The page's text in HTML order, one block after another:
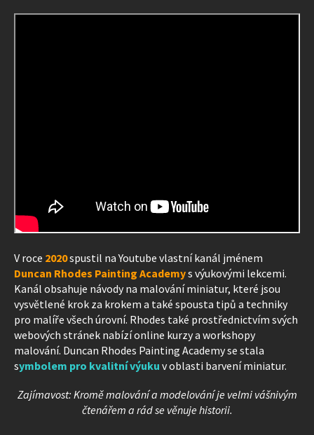
V roce 2020spustil na Youtube vlastní kanál jménem
Duncan Rhodes Painting Academys výukovými lekcemi.
Kanál obsahuje návody na malování miniatur, které jsou
vysvětlené krok za krokem a také spousta tipů a techniky
pro malíře všech úrovní. Rhodes také prostřednictvím svých
webových stránek nabízí online kurzy a workshopy
malování. Duncan Rhodes Painting Academy se stala
symbolem pro kvalitní výuku v oblasti barvení miniatur.
Zajímavost: Kromě malování a modelování je velmi vášnivým
čtenářem a rád se věnuje historii.